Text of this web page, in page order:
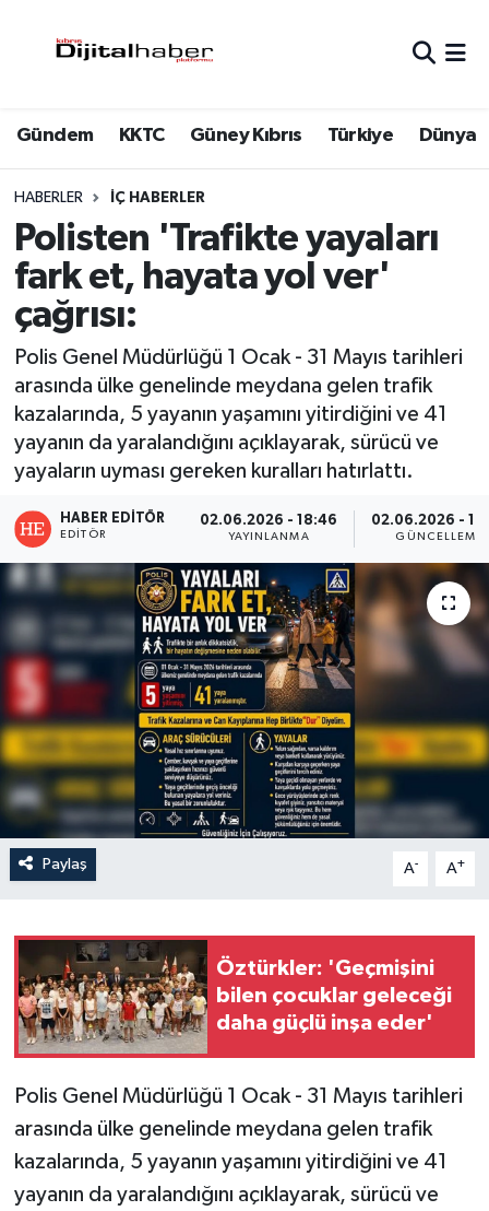
Gündem KKTC Güney Kıbrıs Türkiye Dünya
HABERLER İÇ HABERLER
Polisten 'Trafikte yayaları
fark et, hayata yol ver'
çağrısı:
Polis Genel Müdürlüğü 1 Ocak - 31 Mayıs tarihleri
arasında ülke genelinde meydana gelen trafik
kazalarında, 5 yayanın yaşamını yitirdiğini ve 41
yayanın da yaralandığını açıklayarak, sürücü ve
yayaların uyması gereken kuralları hatırlattı.
HABER EDITÖR
EDITÖR
02.06.2026 - 18:46
YAYINLANMA
02.06.2026 -
GÜNCELLEME
Paylaş A- A+
Öztürkler: 'Geçmişini
bilen çocuklar geleceği
daha güçlü inşa eder'
Polis Genel Müdürlüğü 1 Ocak - 31 Mayıs tarihleri
arasında ülke genelinde meydana gelen trafik
kazalarında, 5 yayanın yaşamını yitirdiğini ve 41
yayanın da yaralandığını açıklayarak, sürücü ve
Trafik Durumu
Süper Lig Puan Durumu ve Fikstür
Tüm Manşetler
Son Dakika Haberleri
Haber Arşivi